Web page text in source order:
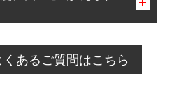
の組み合わせに限り、同時にご予約が
ます。
業日前を過ぎている場合のご予約
しては、直接ご予約の店舗まで
あるご質問はこちら